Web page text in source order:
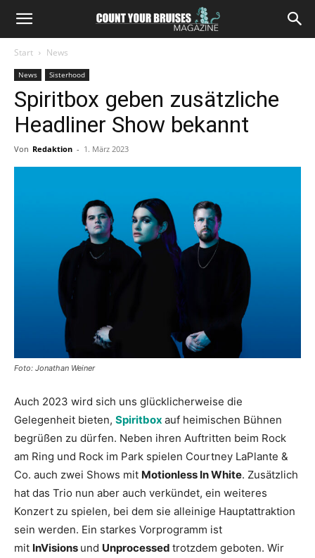
Start News
News Sisterhood
Spiritbox geben zusätzliche
Headliner Show bekannt
Von Redaktion - 1. März 2023
Foto: Jonathan Weiner
Auch 2023 wird sich uns glücklicherweise die
Gelegenheit bieten, Spiritbox auf heimischen Bühnen
begrüßen zu dürfen. Neben ihren Auftritten beim Rock
am Ring und Rock im Park spielen Courtney LaPlante &
Co. auch zwei Shows mit Motionless In White. Zusätzlich
hat das Trio nun aber auch verkündet, ein weiteres
Konzert zu spielen, bei dem sie alleinige Hauptattraktion
sein werden. Ein starkes Vorprogramm ist
mit InVisions und Unprocessed trotzdem geboten. Wir